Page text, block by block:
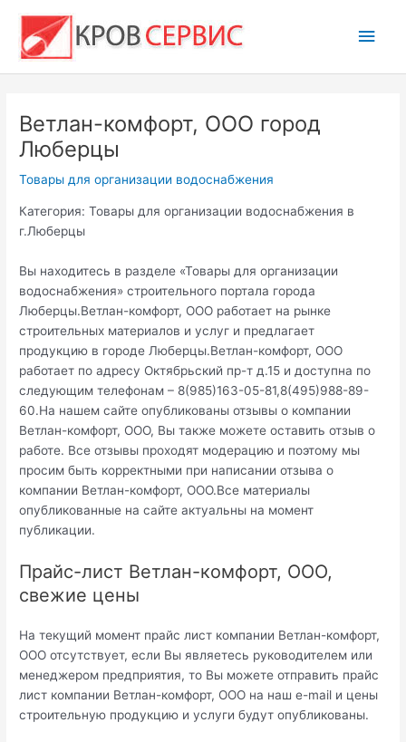
содержимому
Ветлан-комфорт, ООО город
Люберцы
Товары для организации водоснабжения
Категория: Товары для организации водоснабжения в
г.Люберцы
Вы находитесь в разделе «Товары для организации
водоснабжения» строительного портала города
Люберцы.Ветлан-комфорт, ООО работает на рынке
строительных материалов и услуг и предлагает
продукцию в городе Люберцы.Ветлан-комфорт, ООО
работает по адресу Октябрьский пр-т д.15 и доступна по
следующим телефонам – 8(985)163-05-81,8(495)988-89-
60.На нашем сайте опубликованы отзывы о компании
Ветлан-комфорт, ООО, Вы также можете оставить отзыв о
работе. Все отзывы проходят модерацию и поэтому мы
просим быть корректными при написании отзыва о
компании Ветлан-комфорт, ООО.Все материалы
опубликованные на сайте актуальны на момент
публикации.
Прайс-лист Ветлан-комфорт, ООО,
свежие цены
На текущий момент прайс лист компании Ветлан-комфорт,
ООО отсутствует, если Вы являетесь руководителем или
менеджером предприятия, то Вы можете отправить прайс
лист компании Ветлан-комфорт, ООО на наш e-mail и цены
строительную продукцию и услуги будут опубликованы.